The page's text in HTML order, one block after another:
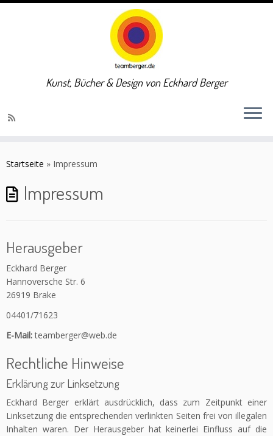
Inhalt
Kunst, Bücher & Design von Eckhard Berger
Startseite » Impressum
Impressum
Herausgeber
Eckhard Berger
Hannoversche Str. 6
26919 Brake
04401/71623
E-Mail:teamberger@web.de
Rechtliche Hinweise
Erklärung zur Linksetzung
Eckhard Berger erklärt ausdrücklich, dass zum Zeitpunkt einer
Linksetzung die entsprechenden verlinkten Seiten frei von illegalen
Inhalten waren. Der Herausgeber hat keinerlei Einfluss auf die